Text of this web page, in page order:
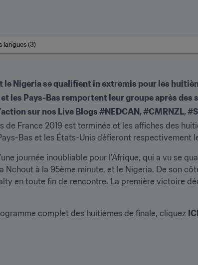
langues (3)
le Nigeria se qualifient in extremis pour les
les Pays-Bas remportent leur groupe après des
sur nos Live Blogs #NEDCAN, #CMRNZL,
de France 2019 est terminée et les affiches des
Bas et les États-Unis défieront respectivement
journée inoubliable pour l’Afrique, qui a vu se
Nchout à la 95ème minute, et le Nigeria. De son
en toute fin de rencontre. La première victoire
complet des huitièmes de finale, cliquez ICI